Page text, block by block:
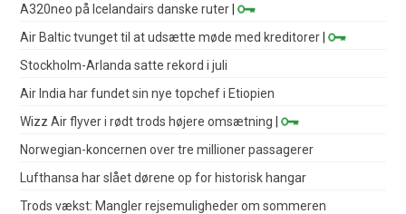
A320neo på Icelandairs danske ruter |
Air Baltic tvunget til at udsætte møde med kreditorer |
Stockholm-Arlanda satte rekord i juli
Air India har fundet sin nye topchef i Etiopien
Wizz Air flyver i rødt trods højere omsætning |
Norwegian-koncernen over tre millioner passagerer
Lufthansa har slået dørene op for historisk hangar
Trods vækst: Mangler rejsemuligheder om sommeren